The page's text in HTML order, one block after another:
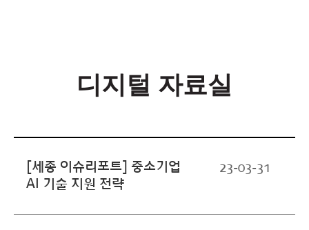
디지털 자료실
[세종 이슈리포트] 중소기업
AI 기술 지원 전략
23-03-31